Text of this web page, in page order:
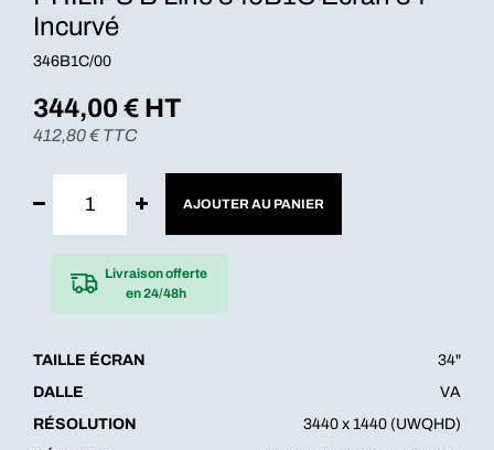
Incurvé
346B1C/00
344,00€ HT
412,80€ TTC
AJOUTER AU PANIER
Livraison offerte
en 24/48h
TAILLE ÉCRAN
34"
DALLE
VA
RÉSOLUTION
3440 x 1440 (UWQHD)